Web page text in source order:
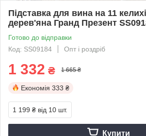
Підставка для вина на 11
дерев'яна Гранд Презент
Готово до відправки
Код: SS09184
Опт і роздріб
1 332 ₴ 1 665 ₴
Економія 333 ₴
1 199 ₴ від 10 шт.
Купити